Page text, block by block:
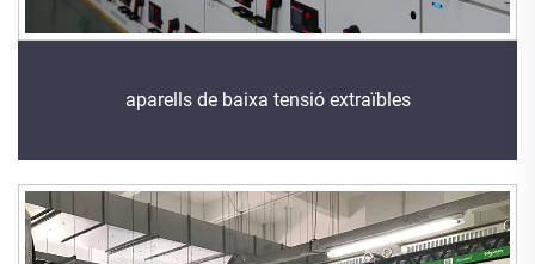
aparells de baixa tensió extraïbles